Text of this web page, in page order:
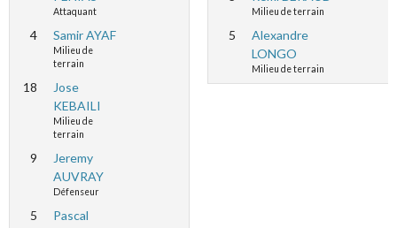
Attaquant
4 Samir AYAF
Milieu de
terrain
18
Jose
KEBAILI
Milieu de
terrain
9
Jeremy
AUVRAY
Défenseur
5
Pascal
Milieu de terrain
5
Alexandre
LONGO
Milieu de terrain